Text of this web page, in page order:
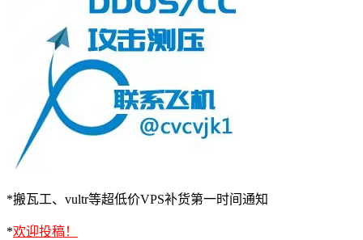
*搬瓦工、vultr等超低价VPS补货第一时间通知
*欢迎投稿！